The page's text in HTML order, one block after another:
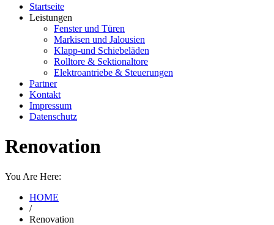
Startseite
Leistungen
Fenster und Türen
Markisen und Jalousien
Klapp-und Schiebeläden
Rolltore & Sektionaltore
Elektroantriebe & Steuerungen
Partner
Kontakt
Impressum
Datenschutz
Renovation
You Are Here:
HOME
/
Renovation